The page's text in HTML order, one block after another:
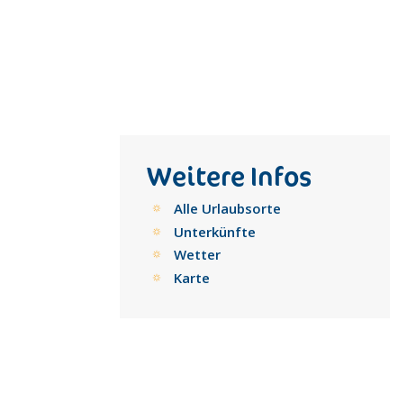
Weitere Infos
Alle Urlaubsorte
Unterkünfte
Wetter
Karte